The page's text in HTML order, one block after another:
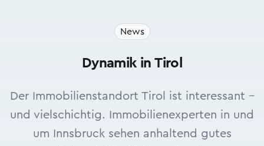
News
Dynamik in Tirol
Der Immobilienstandort Tirol ist interessant –
und vielschichtig. Immobilienexperten in und
um Innsbruck sehen anhaltend gutes